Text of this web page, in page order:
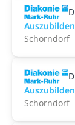
Schorndorf
Schorndorf